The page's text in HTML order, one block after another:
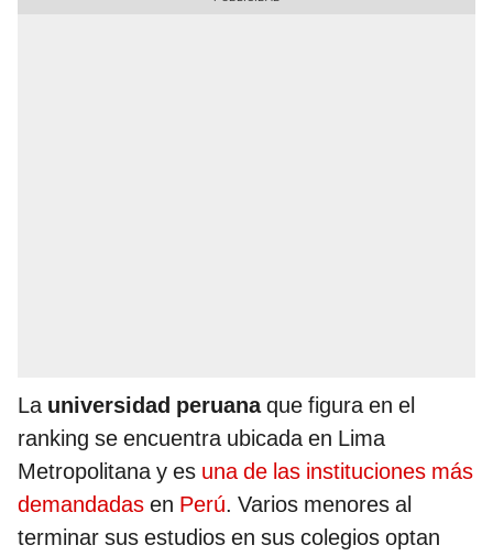
La universidad peruanaque figura en el
ranking se encuentra ubicada en Lima
Metropolitana y es una de las instituciones más
demandadas en Perú. Varios menores al
terminar sus estudios en sus colegios optan